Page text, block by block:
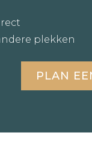
plekken
PLAN